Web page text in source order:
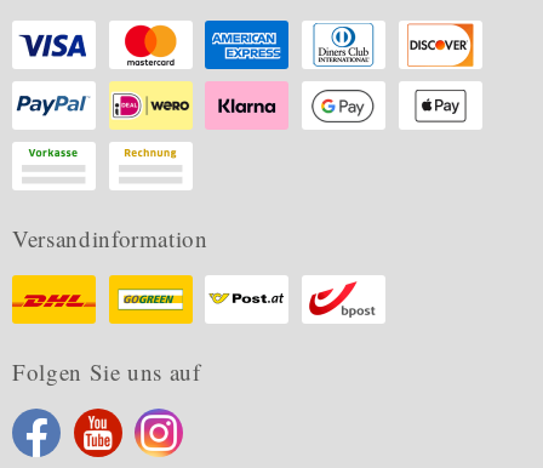
Versandinformation
Folgen Sie uns auf